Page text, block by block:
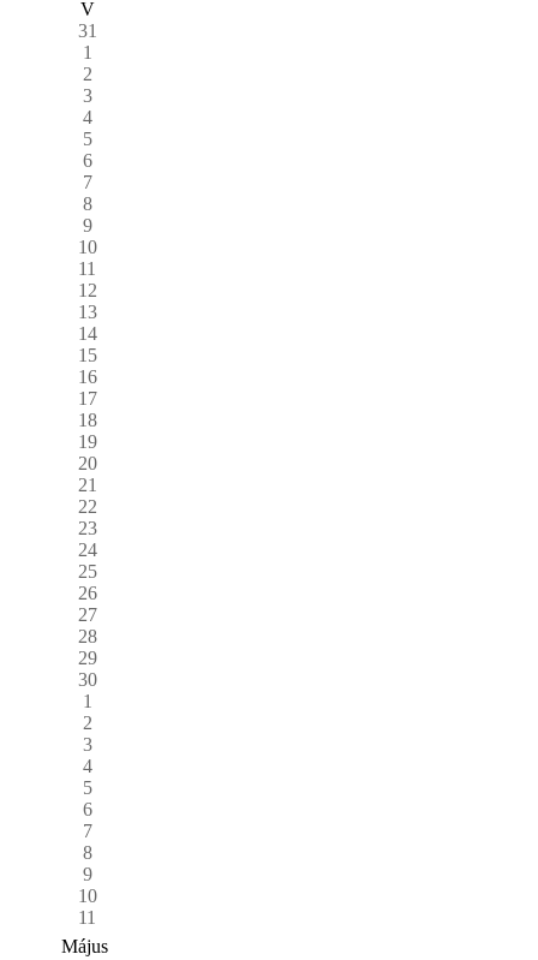
V
31
1
2
3
4
5
6
7
8
9
10
11
12
13
14
15
16
17
18
19
20
21
22
23
24
25
26
27
28
29
30
1
2
3
4
5
6
7
8
9
10
11
Május